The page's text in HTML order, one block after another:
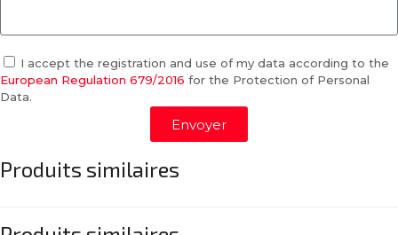
I accept the registration and use of my data according to the
European Regulation 679/2016 for the Protection of Personal
Data.
Envoyer
Produits similaires